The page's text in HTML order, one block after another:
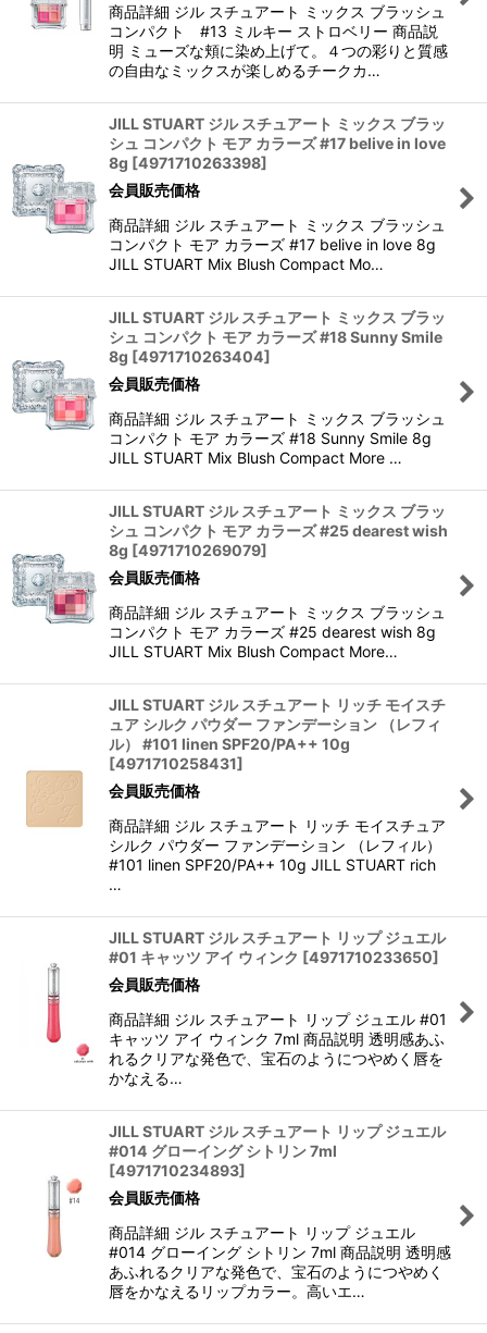
商品詳細 ジル スチュアート ミックス ブラッシュ
コンパクト #13 ミルキー ストロベリー 商品説
明 ミューズな頬に染め上げて。４つの彩りと質感
の自由なミックスが楽しめるチークカ…
JILL STUART ジル スチュアート ミックス ブラッ
シュ コンパクト モア カラーズ #17 belive in love
8g [4971710263398]
会員販売価格
商品詳細 ジル スチュアート ミックス ブラッシュ
コンパクト モア カラーズ #17 belive in love 8g
JILL STUART Mix Blush Compact Mo…
JILL STUART ジル スチュアート ミックス ブラッ
シュ コンパクト モア カラーズ #18 Sunny Smile
8g [4971710263404]
会員販売価格
商品詳細 ジル スチュアート ミックス ブラッシュ
コンパクト モア カラーズ #18 Sunny Smile 8g
JILL STUART Mix Blush Compact More …
JILL STUART ジル スチュアート ミックス ブラッ
シュ コンパクト モア カラーズ #25 dearest wish
8g [4971710269079]
会員販売価格
商品詳細 ジル スチュアート ミックス ブラッシュ
コンパクト モア カラーズ #25 dearest wish 8g
JILL STUART Mix Blush Compact More…
JILL STUART ジル スチュアート リッチ モイスチ
ュア シルク パウダー ファンデーション （レフィ
ル） #101 linen SPF20/PA++ 10g
[4971710258431]
会員販売価格
商品詳細 ジル スチュアート リッチ モイスチュア
シルク パウダー ファンデーション （レフィル）
#101 linen SPF20/PA++ 10g JILL STUART rich
…
JILL STUART ジル スチュアート リップ ジュエル
#01 キャッツ アイ ウィンク [4971710233650]
会員販売価格
商品詳細 ジル スチュアート リップ ジュエル #01
キャッツ アイ ウィンク 7ml 商品説明 透明感あふ
れるクリアな発色で、宝石のようにつやめく唇を
かなえる…
JILL STUART ジル スチュアート リップ ジュエル
#014 グローイング シトリン 7ml
[4971710234893]
会員販売価格
商品詳細 ジル スチュアート リップ ジュエル
#014 グローイング シトリン 7ml 商品説明 透明感
あふれるクリアな発色で、宝石のようにつやめく
唇をかなえるリップカラー。高いエ…